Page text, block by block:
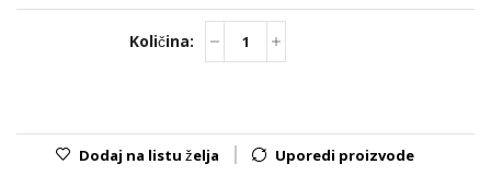
Dodaj na listu želja Uporedi proizvode